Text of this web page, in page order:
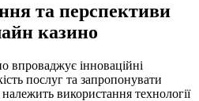
та перспективи
казино
впроваджує інноваційні
послуг та запропонувати
використання технології